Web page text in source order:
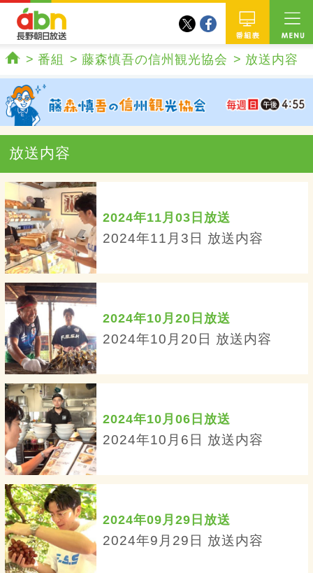
番組
twitterfacebook
番組 藤森慎吾の信州観光協会 放送内容
放送内容
2024年11月03日放送
2024年11月3日 放送内容
2024年10月20日放送
2024年10月20日 放送内容
2024年10月06日放送
2024年10月6日 放送内容
2024年09月29日放送
2024年9月29日 放送内容